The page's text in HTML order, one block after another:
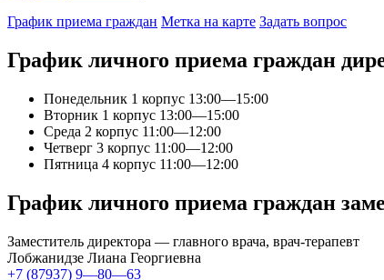
График приема граждан Метка на карте Задать вопрос
График личного приема граждан
Понедельник 1 корпус 13:00—15:00
Вторник 1 корпус 13:00—15:00
Среда 2 корпус 11:00—12:00
Четверг 3 корпус 11:00—12:00
Пятница 4 корпус 11:00—12:00
График личного приема граждан
Заместитель директора — главного врача, врач-терапевт
Лобжанидзе Лиана Георгиевна
+7 (87937) 9—80—63